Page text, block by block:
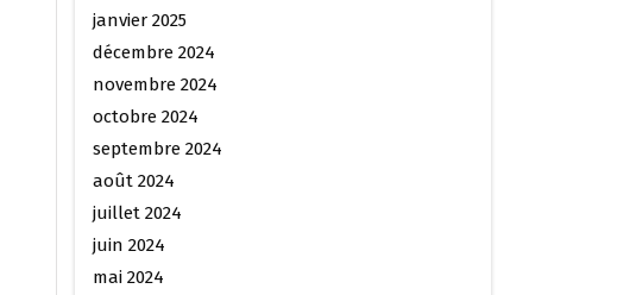
janvier 2025
décembre 2024
novembre 2024
octobre 2024
septembre 2024
août 2024
juillet 2024
juin 2024
mai 2024